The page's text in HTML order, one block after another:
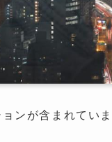
ンが含まれてい